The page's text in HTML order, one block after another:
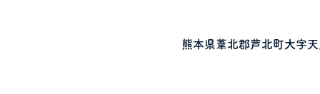
熊本県葦北郡芦北町大字